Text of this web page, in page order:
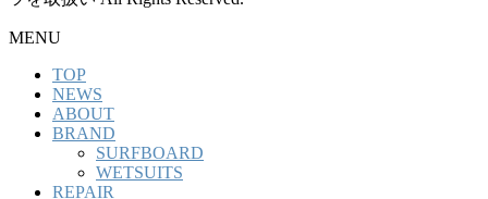
MENU
TOP
NEWS
ABOUT
BRAND
SURFBOARD
WETSUITS
REPAIR